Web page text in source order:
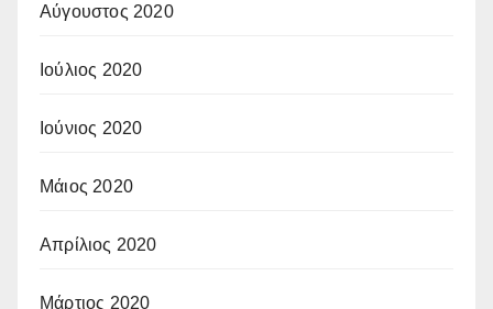
Αύγουστος 2020
Ιούλιος 2020
Ιούνιος 2020
Μάιος 2020
Απρίλιος 2020
Μάρτιος 2020